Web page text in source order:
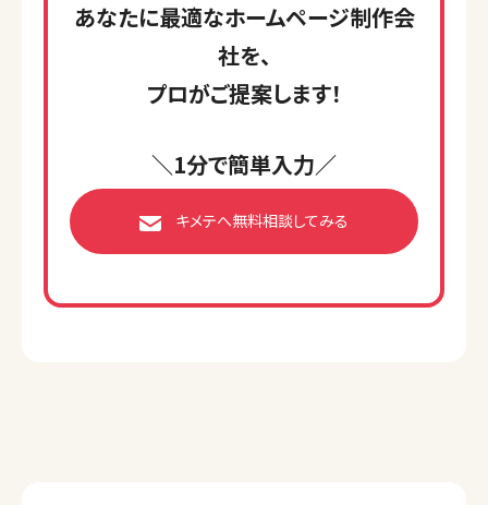
あなたに最適なホームページ制作会
社を、
プロがご提案します！
＼1分で簡単入力／
キメテへ無料相談してみる